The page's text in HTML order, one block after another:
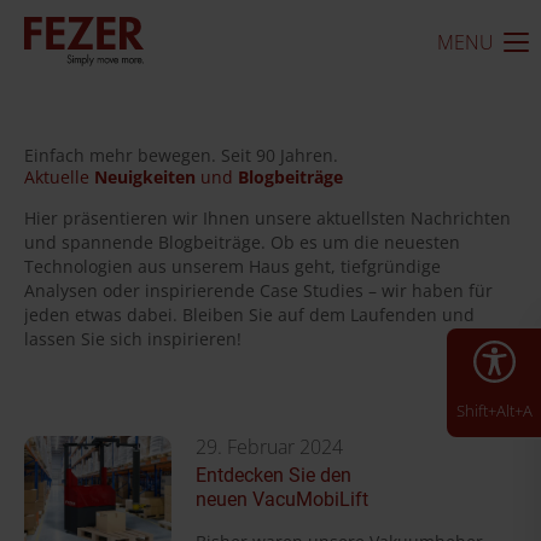
MENU
Einfach mehr bewegen. Seit 90 Jahren.
Aktuelle Neuigkeiten und Blogbeiträge
Hier präsentieren wir Ihnen unsere aktuellsten Nachrichten
und spannende Blogbeiträge. Ob es um die neuesten
Technologien aus unserem Haus geht, tiefgründige
Analysen oder inspirierende Case Studies – wir haben für
jeden etwas dabei. Bleiben Sie auf dem Laufenden und
lassen Sie sich inspirieren!
29. Februar 2024
Entdecken Sie den
neuen VacuMobiLift
Shift+Alt+A